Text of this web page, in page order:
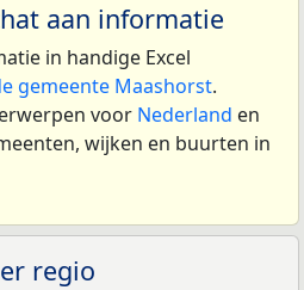
aan informatie
in handige Excel
gemeente Maashorst.
voor Nederland en
wijken en buurten in
regio